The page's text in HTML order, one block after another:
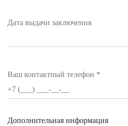
Дата выдачи заключения
Ваш контактный телефон *
Дополнительная информация